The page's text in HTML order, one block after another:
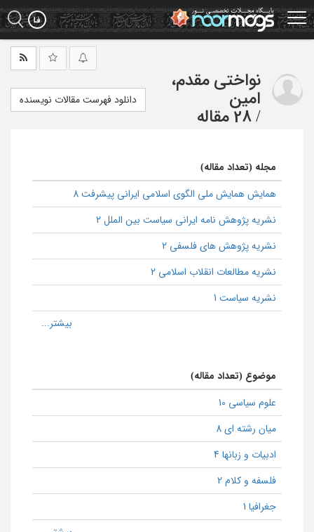
Skip
to
main
نواختی مقدم،
امین
/ 28 مقاله
دانلود فهرست مقالات نویسنده
مجله (تعداد مقاله)
همایش همایش ملی الگوی اسلامی ایرانی پیشرفت 8
نشریه پژوهش نامه ایرانی سیاست بین الملل 2
نشریه پژوهش های فلسفی 2
نشریه مطالعات انقلاب اسلامی 2
نشریه سیاست 1
موضوع (تعداد مقاله)
علوم سیاسی 10
میان رشته ای 8
ادبیات و زبانها 4
فلسفه و کلام 2
جغرافیا 1